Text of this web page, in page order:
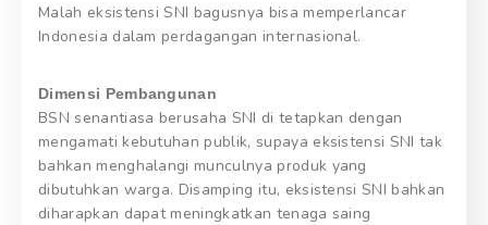
Malah eksistensi SNI bagusnya bisa memperlancar
Indonesia dalam perdagangan internasional.
Dimensi Pembangunan
BSN senantiasa berusaha SNI di tetapkan dengan
mengamati kebutuhan publik, supaya eksistensi SNI tak
bahkan menghalangi munculnya produk yang
dibutuhkan warga. Disamping itu, eksistensi SNI bahkan
diharapkan dapat meningkatkan tenaga saing